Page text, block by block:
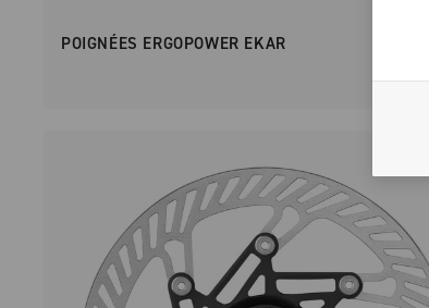
POIGNÉES ERGOPOWER EKAR